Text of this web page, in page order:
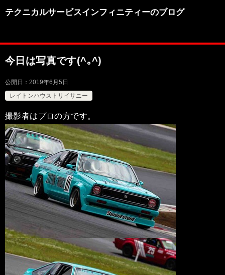
テクニカルサービスインフィニティーのブログ
今日は写真です(^｡^)
公開日： 2019年6月5日
レイトンハウストリイサニー
撮影者はプロの方です。